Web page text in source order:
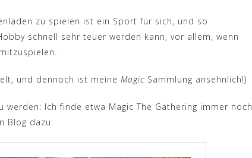
zu spielen ist ein Sport für sich, und so
schnell sehr teuer werden kann, vor allem, wenn
und dennoch ist meine Magic Sammlung ansehnlich!)
Ich finde etwa Magic The Gathering immer noch
Blog dazu: